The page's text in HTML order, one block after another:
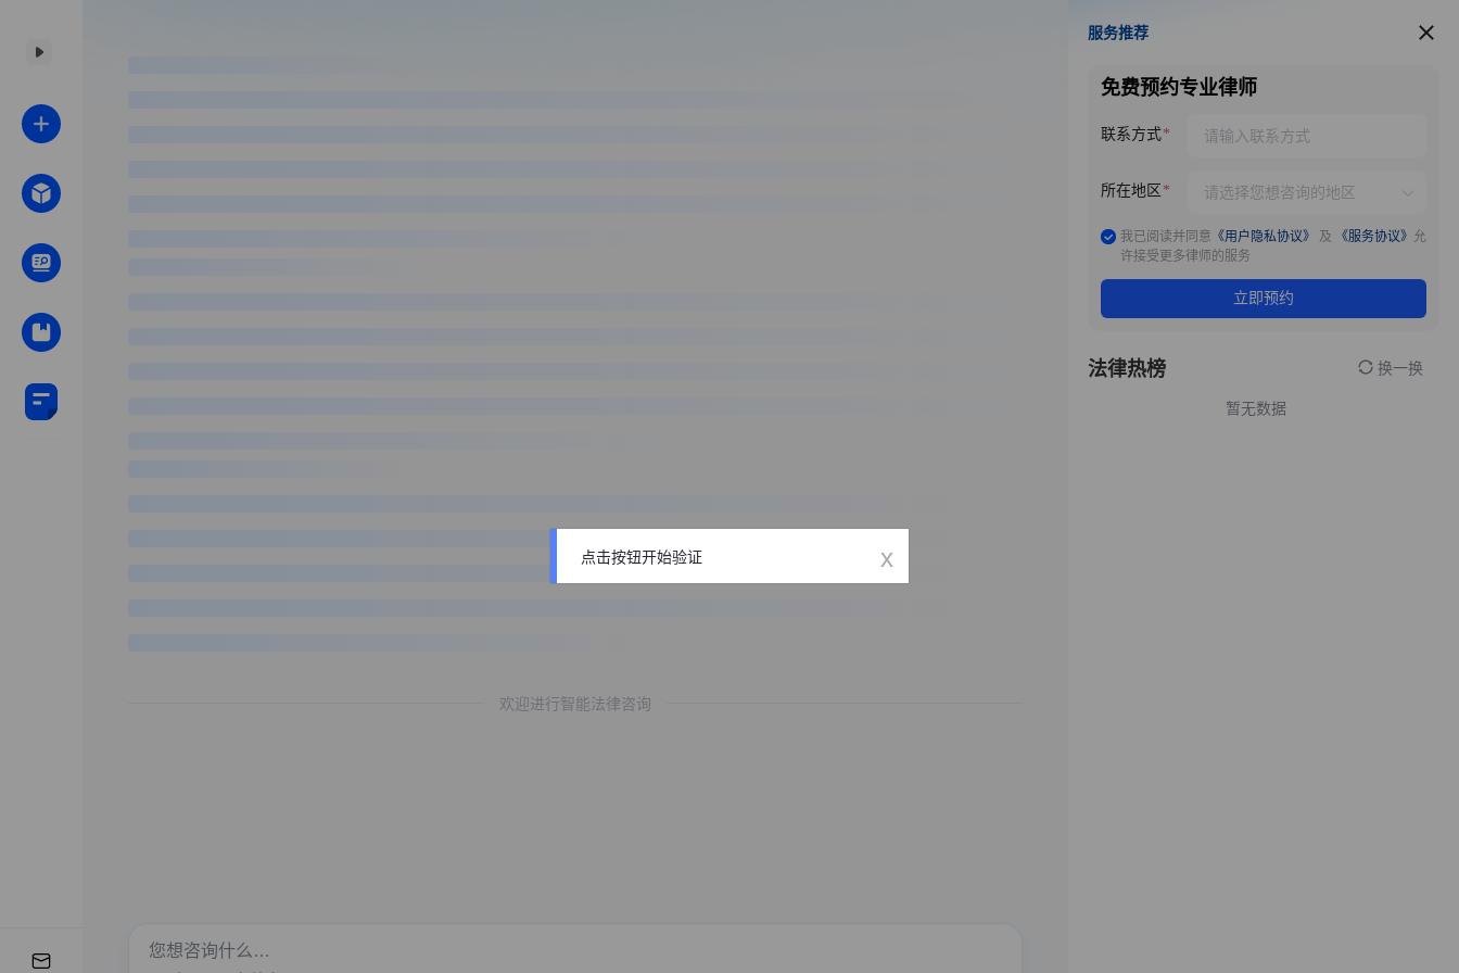
欢迎进行智能法律咨询
服务推荐
服务推荐
免费预约专业律师
联系方式
所在地区
我已阅读并同意 《用户隐私协议》 及 《服务协议》 允
许接受更多律师的服务
立即预约
法律热榜 换一换
暂无数据
点击按钮开始验证 x